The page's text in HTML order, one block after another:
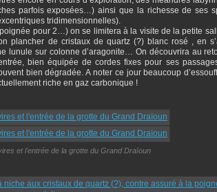
parfois exposées…) ainsi que la richesse de ses
tridimensionnelles).
pour 2…) on se limitera à la visite de la petite
plancher de cristaux de quartz (?) blanc rosé , en
lunule sur colonne d’aragonite… On découvrira au
bien équipée de cordes fixes pour ses
bien dégradée. A noter ce jour beaucoup
riche en gaz carbonique !
et l'entrée de la grotte du Grand Draïoun